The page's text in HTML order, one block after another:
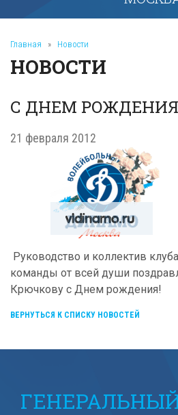
Главная » Новости
НОВОСТИ
С ДНЕМ
21 февраля 2012
Руководство и коллектив
команды от всей души
Крючкову с Днем рождения!
ВЕРНУТЬСЯ К СПИСКУ НОВОСТЕЙ